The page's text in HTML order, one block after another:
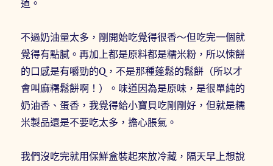
道。
不過奶油量太多，剛開始吃覺得很香～但吃完一個就
覺得有點膩。再加上都是原料都是糯米粉，所以悚餅
的口感是有嚼勁的Q，不是那種蓬鬆的鬆餅（所以才
會叫麻糬鬆餅啊！）。味道因為是原味，是很單純的
奶油香、蛋香，我覺得給小寶貝吃剛剛好，但就是糯
米製品還是不要吃太多，擔心脹氣。
我們沒吃完就用保鮮盒裝起來放冷藏，隔天早上想說